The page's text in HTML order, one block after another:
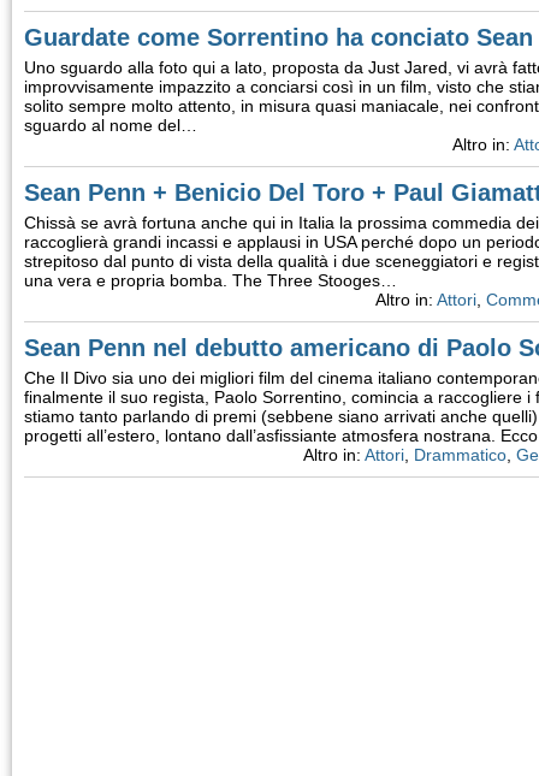
Guardate come Sorrentino ha conciato Sean
Uno sguardo alla foto qui a lato, proposta da Just Jared, vi avrà
improvvisamente impazzito a conciarsi così in un film, visto che
solito sempre molto attento, in misura quasi maniacale, nei
sguardo al nome del…
Altro in:
Sean Penn + Benicio Del Toro + Paul
Chissà se avrà fortuna anche qui in Italia la prossima commedia
raccoglierà grandi incassi e applausi in USA perché dopo un
strepitoso dal punto di vista della qualità i due sceneggiatori e
una vera e propria bomba. The Three Stooges…
Altro in: Attori
Sean Penn nel debutto americano di Paolo
Che Il Divo sia uno dei migliori film del cinema italiano
finalmente il suo regista, Paolo Sorrentino, comincia a raccogliere i
stiamo tanto parlando di premi (sebbene siano arrivati anche
progetti all’estero, lontano dall’asfissiante atmosfera nostrana.
Altro in: Attori Drammatico